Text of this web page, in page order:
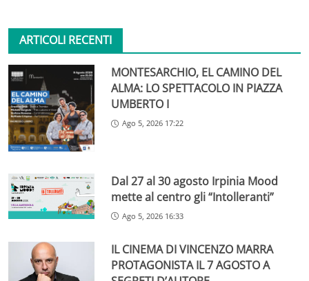
ARTICOLI RECENTI
MONTESARCHIO, EL CAMINO DEL
ALMA: LO SPETTACOLO IN PIAZZA
UMBERTO I
Ago 5, 2026 17:22
Dal 27 al 30 agosto Irpinia Mood
mette al centro gli “Intolleranti”
Ago 5, 2026 16:33
IL CINEMA DI VINCENZO MARRA
PROTAGONISTA IL 7 AGOSTO A